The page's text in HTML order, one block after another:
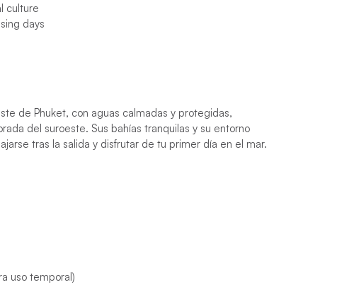
culture
days
de Phuket, con aguas calmadas y protegidas,
del suroeste. Sus bahías tranquilas y su entorno
tras la salida y disfrutar de tu primer día en el mar.
uso temporal)